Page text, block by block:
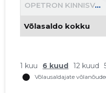
OPETRON KINNISVARA OÜ
Võlasaldo kokku
1 kuu 6 kuud 12 kuud